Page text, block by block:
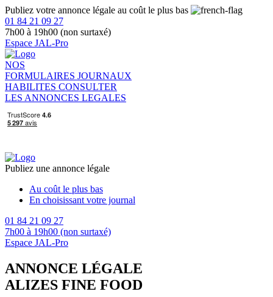
Publiez votre annonce légale au coût le plus bas
01 84 21 09 27
7h00 à 19h00 (non surtaxé)
Espace JAL-Pro
NOS
FORMULAIRES JOURNAUX
HABILITES CONSULTER
LES ANNONCES LEGALES
Publiez une annonce légale
Au coût le plus bas
En choisissant votre journal
01 84 21 09 27
7h00 à 19h00 (non surtaxé)
Espace JAL-Pro
ANNONCE LÉGALE
ALIZES FINE FOOD